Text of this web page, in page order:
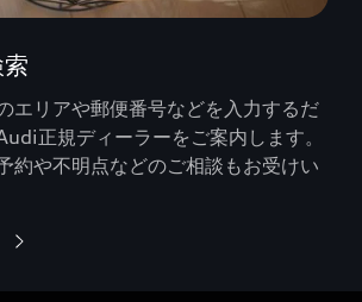
エリアや郵便番号などを入力するだ
正規ディーラーをご案内します。
約や不明点などのご相談もお受けい